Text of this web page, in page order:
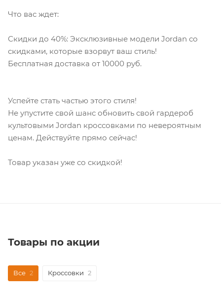
Что вас ждет:
Скидки до 40%: Эксклюзивные модели Jordan со
скидками, которые взорвут ваш стиль!
Бесплатная доставка от 10000 руб.
Успейте стать частью этого стиля!
Не упустите свой шанс обновить свой гардероб
культовыми Jordan кроссовками по невероятным
ценам. Действуйте прямо сейчас!
Товар указан уже со скидкой!
Товары по акции
Все 2 Кроссовки 2